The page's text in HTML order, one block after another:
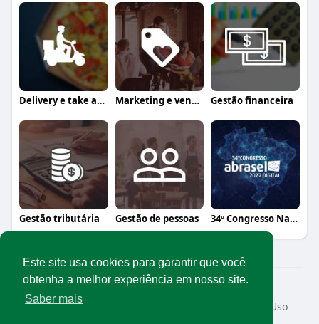
Este site usa cookies para garantir que você
obtenha a melhor experiência em nosso site.
Saber mais
Delivery e take away Marketing e vendas Gestão financeira
Gestão tributária Gestão de pessoas 34º Congresso Nacional Abrasel
© 2026 Rede Abrasel
Início
Sobre
Termos de Uso